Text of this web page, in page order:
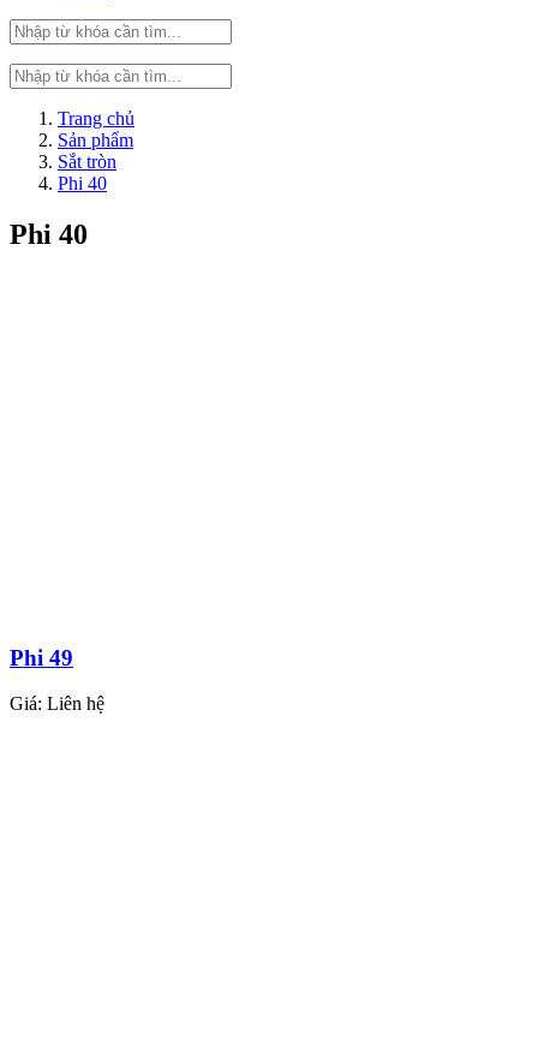
Trang chủ
Sản phẩm
Sắt tròn
Phi 40
Phi 40
Phi 49
Giá: Liên hệ